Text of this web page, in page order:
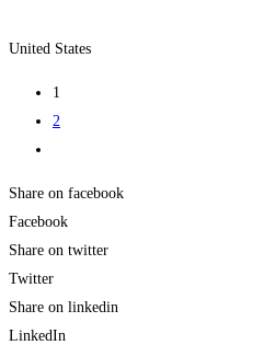
United States
1
2
Share on facebook
Facebook
Share on twitter
Twitter
Share on linkedin
LinkedIn